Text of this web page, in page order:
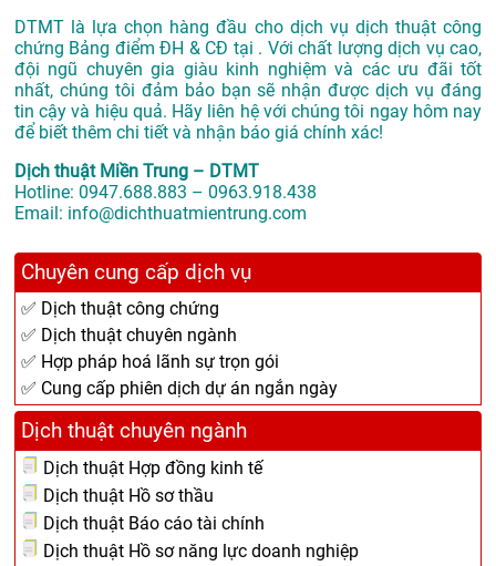
DTMT là lựa chọn hàng đầu cho dịch vụ dịch thuật công
chứng Bảng điểm ĐH & CĐ tại . Với chất lượng dịch vụ cao,
đội ngũ chuyên gia giàu kinh nghiệm và các ưu đãi tốt
nhất, chúng tôi đảm bảo bạn sẽ nhận được dịch vụ đáng
tin cậy và hiệu quả. Hãy liên hệ với chúng tôi ngay hôm nay
để biết thêm chi tiết và nhận báo giá chính xác!
Dịch thuật Miền Trung – DTMT
Hotline: 0947.688.883 – 0963.918.438
Email: info@dichthuatmientrung.com
Chuyên cung cấp dịch vụ
✅ Dịch thuật công chứng
✅ Dịch thuật chuyên ngành
✅ Hợp pháp hoá lãnh sự trọn gói
✅ Cung cấp phiên dịch dự án ngắn ngày
Dịch thuật chuyên ngành
Dịch thuật Hợp đồng kinh tế
Dịch thuật Hồ sơ thầu
Dịch thuật Báo cáo tài chính
Dịch thuật Hồ sơ năng lực doanh nghiệp